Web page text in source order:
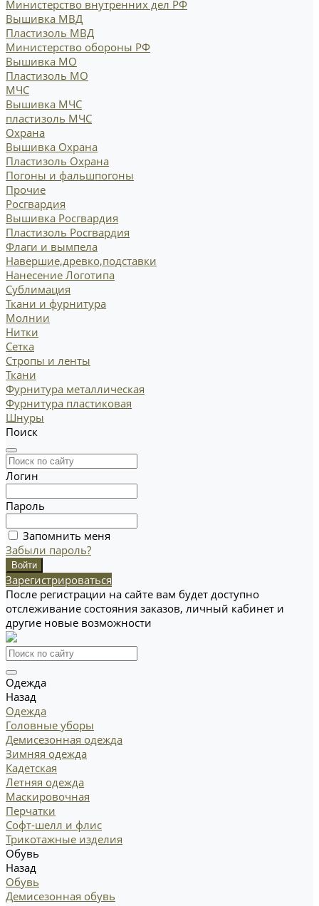
Министерство внутренних дел РФ
Вышивка МВД
Пластизоль МВД
Министерство обороны РФ
Вышивка МО
Пластизоль МО
МЧС
Вышивка МЧС
пластизоль МЧС
Охрана
Вышивка Охрана
Пластизоль Охрана
Погоны и фальшпогоны
Прочие
Росгвардия
Вышивка Росгвардия
Пластизоль Росгвардия
Флаги и вымпела
Навершие,древко,подставки
Нанесение Логотипа
Сублимация
Ткани и фурнитура
Молнии
Нитки
Сетка
Стропы и ленты
Ткани
Фурнитура металлическая
Фурнитура пластиковая
Шнуры
Поиск
Логин
Пароль
Запомнить меня
Забыли пароль?
Зарегистрироваться
После регистрации на сайте вам будет доступно
отслеживание состояния заказов, личный кабинет и
другие новые возможности
Одежда
Назад
Одежда
Головные уборы
Демисезонная одежда
Зимняя одежда
Кадетская
Летняя одежда
Маскировочная
Перчатки
Софт-шелл и флис
Трикотажные изделия
Обувь
Назад
Обувь
Демисезонная обувь